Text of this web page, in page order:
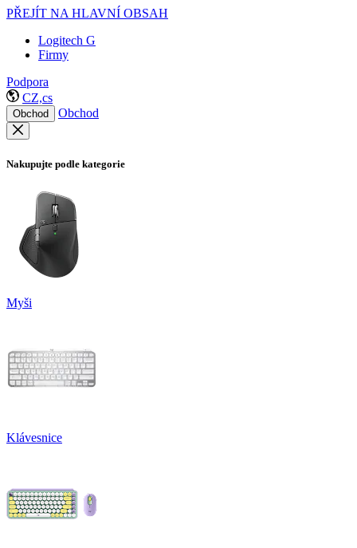
PŘEJÍT NA HLAVNÍ OBSAH
Logitech G
Firmy
Podpora
CZ,cs
Obchod Obchod
Nakupujte podle kategorie
Myši
Klávesnice